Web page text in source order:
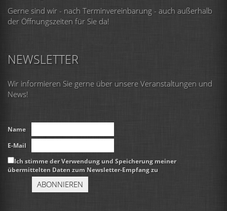
Gerne sind wir - nach Terminvereinbarung - auch außerhalb
der Öffnungszeiten für Sie da!
NEWSLETTER
Wir informieren Sie gerne über unsere Veranstaltungen und
News!
Name
E-Mail
Ich stimme der Verwendung und Speicherung meiner
übermittelten Daten zum Newsletter-Empfang zu